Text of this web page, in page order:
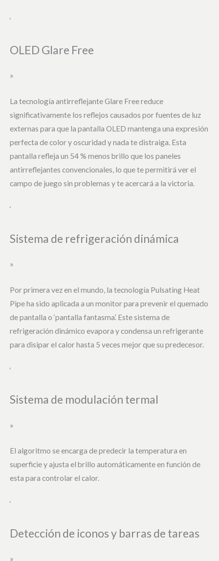
‘
OLED Glare Free
»
La tecnología antirreflejante Glare Free reduce
significativamente los reflejos causados por fuentes de luz
externas para que la pantalla OLED mantenga una expresión
perfecta de color y oscuridad y nada te distraiga. Esta
pantalla refleja un 54 % menos brillo que los paneles
antirreflejantes convencionales, lo que te permitirá ver el
campo de juego sin problemas y te acercará a la victoria.
‘
Sistema de refrigeración dinámica
»
Por primera vez en el mundo, la tecnología Pulsating Heat
Pipe ha sido aplicada a un monitor para prevenir el quemado
de pantalla o ‘pantalla fantasma’. Este sistema de
refrigeración dinámico evapora y condensa un refrigerante
para disipar el calor hasta 5 veces mejor que su predecesor.
‘
Sistema de modulación termal
»
El algoritmo se encarga de predecir la temperatura en
superficie y ajusta el brillo automáticamente en función de
esta para controlar el calor.
‘
Detección de iconos y barras de tareas
»